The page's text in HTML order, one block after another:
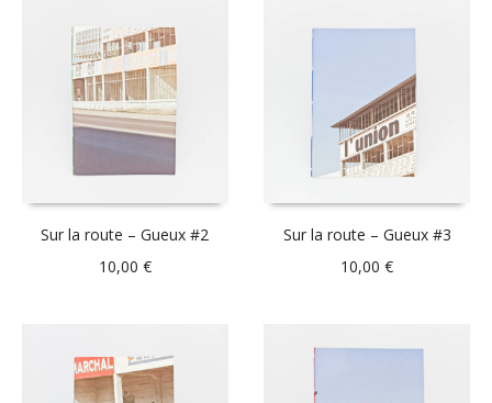
Sur la route – Gueux #2
10,00 €
Sur la route – Gueux #3
10,00€